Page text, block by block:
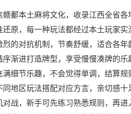
鄱本土麻将文化，收录江西全省
还原，每一种玩法都经过本土玩家
的对抗机制，节奏舒缓，适合各
渐进打造牌型，享受慢慢凑牌的
细节乐趣，不会觉得单调，结算
同地区玩法搭配对应方言，亲切感
战，新手可先练习熟悉规则，再